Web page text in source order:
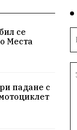
се
Места
падане с